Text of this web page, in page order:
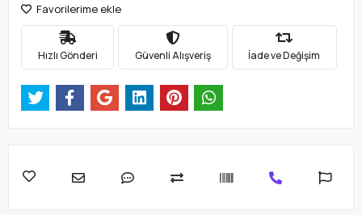
Favorilerime ekle
Hızlı Gönderi Güvenli Alışveriş İade ve Değişim